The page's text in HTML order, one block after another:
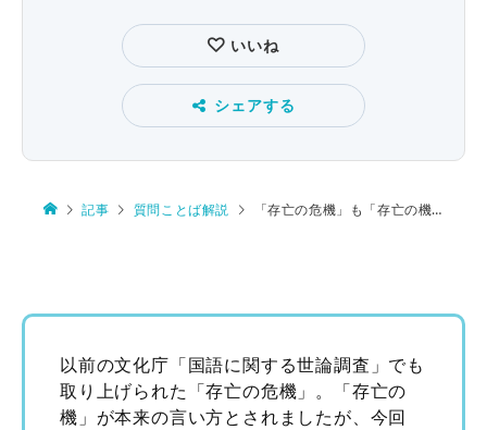
いいね
シェアする
記事 質問ことば解説 「存亡の危機」も「存亡の機」も正しい
以前の文化庁「国語に関する世論調査」でも
取り上げられた「存亡の危機」。「存亡の
機」が本来の言い方とされましたが、今回